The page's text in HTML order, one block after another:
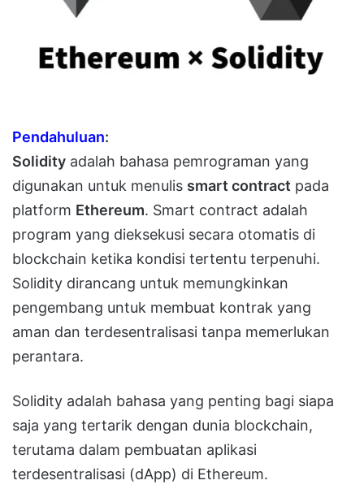
Pendahuluan:
Solidity adalah bahasa pemrograman yang
digunakan untuk menulis smart contract pada
platform Ethereum. Smart contract adalah
program yang dieksekusi secara otomatis di
blockchain ketika kondisi tertentu terpenuhi.
Solidity dirancang untuk memungkinkan
pengembang untuk membuat kontrak yang
aman dan terdesentralisasi tanpa memerlukan
perantara.
Solidity adalah bahasa yang penting bagi siapa
saja yang tertarik dengan dunia blockchain,
terutama dalam pembuatan aplikasi
terdesentralisasi (dApp) di Ethereum.